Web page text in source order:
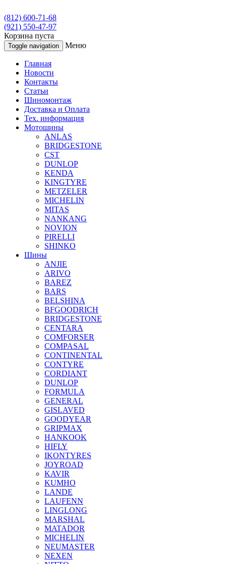
(812) 600-71-68
(921) 550-47-97
Корзина пуста
Toggle navigation Меню
Главная
Новости
Контакты
Статьи
Шиномонтаж
Доставка и Оплата
Тех. информация
Мотошины
ANLAS
BRIDGESTONE
CST
DUNLOP
KENDA
KINGTYRE
METZELER
MICHELIN
MITAS
NANKANG
NOVION
PIRELLI
SHINKO
Шины
ANJIE
ARIVO
BAREZ
BARS
BELSHINA
BFGOODRICH
BRIDGESTONE
CENTARA
COMFORSER
COMPASAL
CONTINENTAL
CONTYRE
CORDIANT
DUNLOP
FORMULA
GENERAL
GISLAVED
GOODYEAR
GRIPMAX
HANKOOK
HIFLY
IKONTYRES
JOYROAD
KAVIR
KUMHO
LANDE
LAUFENN
LINGLONG
MARSHAL
MATADOR
MICHELIN
NEUMASTER
NEXEN